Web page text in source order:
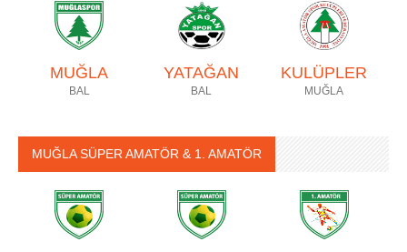
MUĞLA
BAL
YATAĞAN
BAL
KULÜPLER
MUĞLA
MUĞLA SÜPER AMATÖR & 1. AMATÖR